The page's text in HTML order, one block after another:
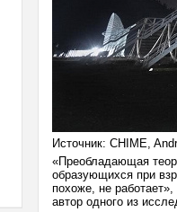
Источник: CHIME,
«Преобладающая
образующихся при
похоже, не
автор одного из